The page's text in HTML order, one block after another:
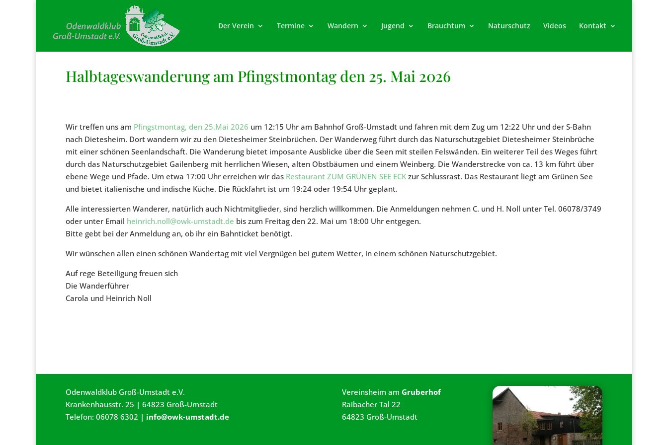
Der Verein Termine Wandern Jugend Brauchtum Naturschutz Videos Kontakt
Halbtageswanderung am Pfingstmontag den 25. Mai 2026
Wir treffen uns am Pfingstmontag, den 25.Mai 2026 um 12:15 Uhr am Bahnhof Groß-Umstadt und fahren mit dem Zug um 12:22 Uhr und der S-Bahn
nach Dietesheim. Dort wandern wir zu den Dietesheimer Steinbrüchen. Der Wanderweg führt durch das Naturschutzgebiet Dietesheimer Steinbrüche
mit einer schönen Seenlandschaft. Die Wanderung bietet imposante Ausblicke über die Seen mit steilen Felswänden. Ein weiterer Teil des Weges führt
durch das Naturschutzgebiet Gailenberg mit herrlichen Wiesen, alten Obstbäumen und einem Weinberg. Die Wanderstrecke von ca. 13 km führt über
ebene Wege und Pfade. Um etwa 17:00 Uhr erreichen wir das Restaurant ZUM GRÜNEN SEE ECK zur Schlussrast. Das Restaurant liegt am Grünen See
und bietet italienische und indische Küche. Die Rückfahrt ist um 19:24 oder 19:54 Uhr geplant.
Alle interessierten Wanderer, natürlich auch Nichtmitglieder, sind herzlich willkommen. Die Anmeldungen nehmen C. und H. Noll unter Tel. 06078/3749
oder unter Email heinrich.noll@owk-umstadt.de bis zum Freitag den 22. Mai um 18:00 Uhr entgegen.
Bitte gebt bei der Anmeldung an, ob ihr ein Bahnticket benötigt.
Wir wünschen allen einen schönen Wandertag mit viel Vergnügen bei gutem Wetter, in einem schönen Naturschutzgebiet.
Auf rege Beteiligung freuen sich
Die Wanderführer
Carola und Heinrich Noll
Odenwaldklub Groß-Umstadt e.V.
Krankenhausstr. 25 | 64823 Groß-Umstadt
Telefon: 06078 6302 | info@owk-umstadt.de
Vereinsheim amGruberhof
Raibacher Tal 22
64823 Groß-Umstadt